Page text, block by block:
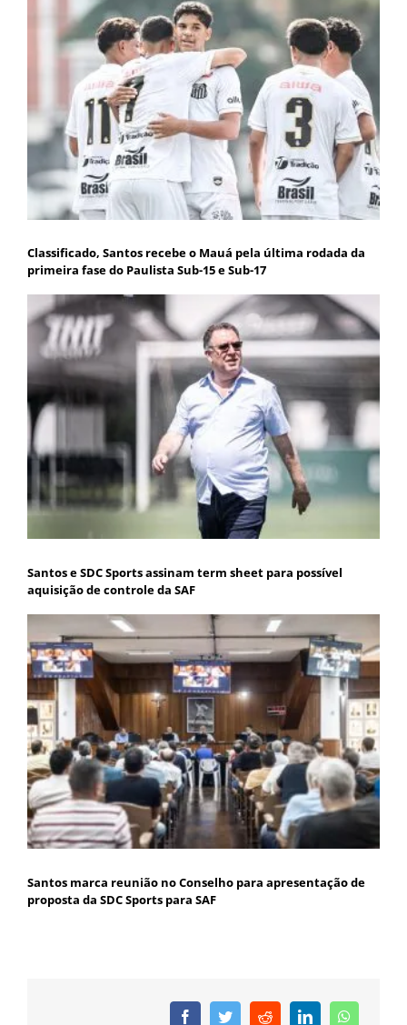
Classificado, Santos recebe o Mauá pela última rodada da
primeira fase do Paulista Sub-15 e Sub-17
Santos e SDC Sports assinam term sheet para possível
aquisição de controle da SAF
Santos marca reunião no Conselho para apresentação de
proposta da SDC Sports para SAF
FacebookTwitterRedditLinkedIn